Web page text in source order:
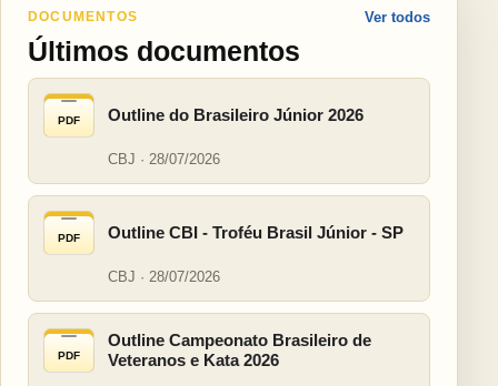
DOCUMENTOS
Últimos documentos
Ver todos
PDF Outline do Brasileiro Júnior 2026
CBJ · 28/07/2026
PDF Outline CBI - Troféu Brasil Júnior - SP
CBJ · 28/07/2026
PDF
Outline Campeonato Brasileiro de
Veteranos e Kata 2026